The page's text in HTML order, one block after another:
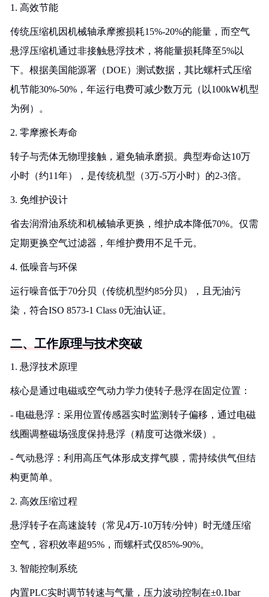
1. 高效节能
传统压缩机因机械轴承摩擦损耗15%-20%的能量，而空气
悬浮压缩机通过非接触悬浮技术，将能量损耗降至5%以
下。根据美国能源署（DOE）测试数据，其比螺杆式压缩
机节能30%-50%，年运行电费可减少数万元（以100kW机型
为例）。
2. 零摩擦长寿命
转子与壳体无物理接触，避免轴承磨损。典型寿命达10万
小时（约11年），是传统机型（3万-5万小时）的2-3倍。
3. 免维护设计
省去润滑油系统和机械轴承更换，维护成本降低70%。仅需
定期更换空气过滤器，年维护费用不足千元。
4. 低噪音与环保
运行噪音低于70分贝（传统机型约85分贝），且无油污
染，符合ISO 8573-1 Class 0无油认证。
二、工作原理与技术突破
1. 悬浮技术原理
核心是通过电磁或空气动力学力使转子悬浮在固定位置：
- 电磁悬浮：采用位置传感器实时监测转子偏移，通过电磁
线圈调整磁场强度保持悬浮（精度可达微米级）。
- 气动悬浮：利用高压气体形成支撑气膜，需持续供气但结
构更简单。
2. 高效压缩过程
悬浮转子在高速旋转（常见4万-10万转/分钟）时无缝压缩
空气，容积效率超95%，而螺杆式仅85%-90%。
3. 智能控制系统
内置PLC实时调节转速与气量，压力波动控制在±0.1bar